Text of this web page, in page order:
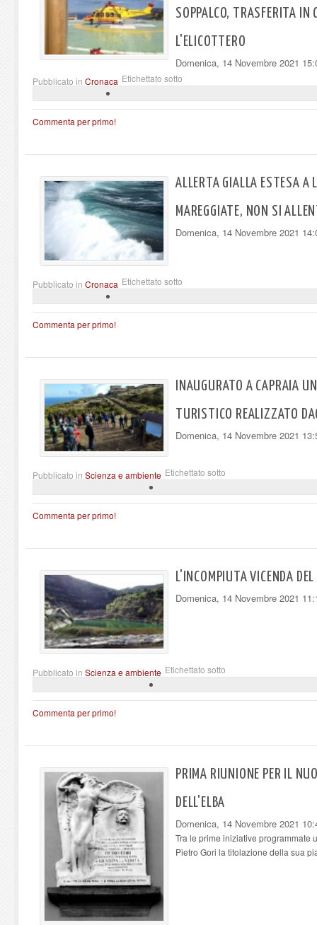
SOPPALCO, TRASFERITA IN
L'ELICOTTERO
Domenica, 14 Novembre 2021
Pubblicato in Cronaca Etichettato sotto
Commenta per primo!
ALLERTA GIALLA ESTESA A
MAREGGIATE, NON SI
Domenica, 14 Novembre 2021
Pubblicato in Cronaca Etichettato sotto
Commenta per primo!
INAUGURATO A CAPRAIA
TURISTICO REALIZZATO
Domenica, 14 Novembre 2021
Pubblicato in Scienza e ambiente Etichettato sotto
Commenta per primo!
L'INCOMPIUTA VICENDA
Domenica, 14 Novembre 2021
Pubblicato in Scienza e ambiente Etichettato sotto
Commenta per primo!
PRIMA RIUNIONE PER IL
DELL'ELBA
Domenica, 14 Novembre 2021
Tra le prime iniziative programmate
Pietro Gori la titolazione della sua